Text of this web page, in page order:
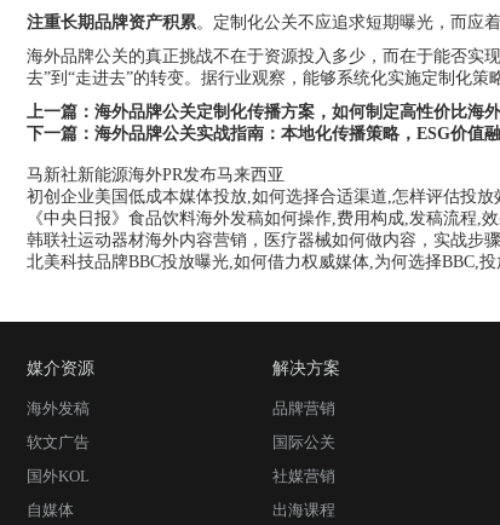
注重长期品牌资产积累。定制化公关不应追求短期曝光，而应
海外品牌公关的真正挑战不在于资源投入多少，而在于能否实
去”到“走进去”的转变。据行业观察，能够系统化实施定制化
上一篇： 海外品牌公关定制化传播方案，如何制定高性价比海
下一篇： 海外品牌公关实战指南：本地化传播策略，ESG价值
马新社新能源海外PR发布马来西亚
初创企业美国低成本媒体投放,如何选择合适渠道,怎样评估投放
《中央日报》食品饮料海外发稿如何操作,费用构成,发稿流程,
韩联社运动器材海外内容营销，医疗器械如何做内容，实战步
北美科技品牌BBC投放曝光,如何借力权威媒体,为何选择BBC,
媒介资源
海外发稿
软文广告
国外KOL
自媒体
解决方案
品牌营销
国际公关
社媒营销
出海课程